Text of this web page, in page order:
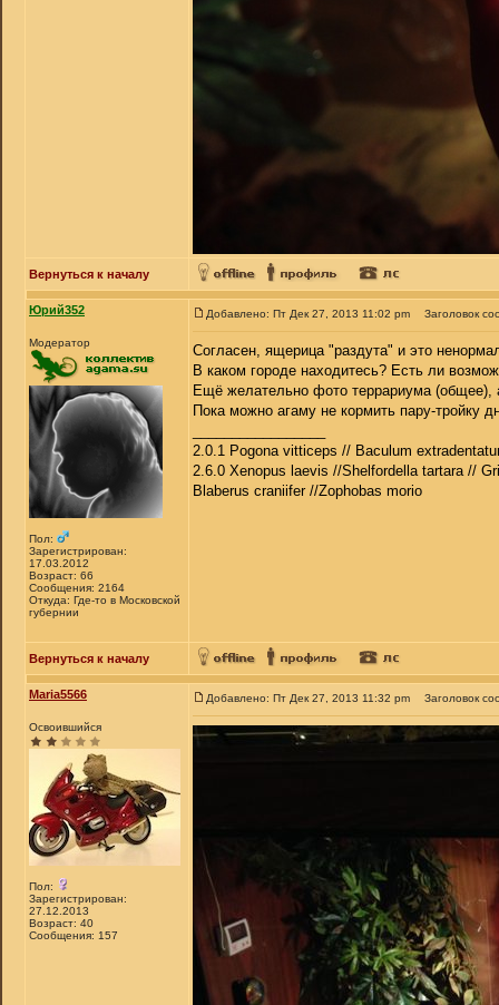
Вернуться к началу
Юрий352
Модератор
Пол:
Зарегистрирован:
17.03.2012
Возраст: 66
Сообщения: 2164
Откуда: Где-то в Московской
губернии
Добавлено: Пт Дек 27, 2013 11:02 pm Заголовок
Согласен, ящерица "раздута" и это
В каком городе находитесь? Есть ли
Ещё желательно фото террариума (общее),
Пока можно агаму не кормить пару-тройку
2.0.1 Pogona vitticeps // Baculum
2.6.0 Xenopus laevis //Shelfordella tartara //
Blaberus craniifer //Zophobas morio
Вернуться к началу
Maria5566
Освоившийся
Пол:
Зарегистрирован:
27.12.2013
Возраст: 40
Сообщения: 157
Добавлено: Пт Дек 27, 2013 11:32 pm Заголовок